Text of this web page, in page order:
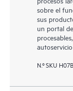
sobre el
sus
un portal
N.º SKU